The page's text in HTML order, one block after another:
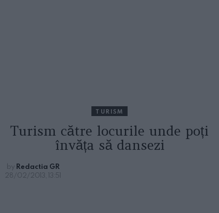
TURISM
Turism către locurile unde poți
învăța să dansezi
by Redactia GR
28/02/2013, 13:51